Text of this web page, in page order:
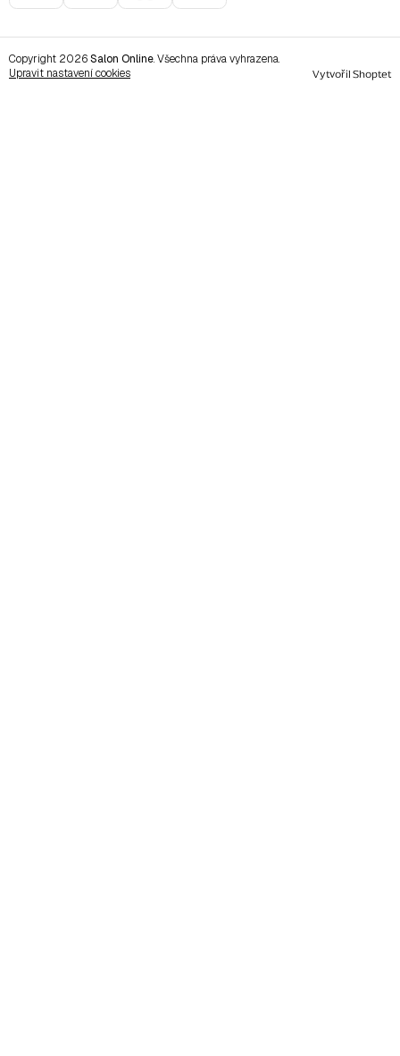
Vytvořil Shoptet
Copyright 2026Salon Online. Všechna práva vyhrazena.
Upravit nastavení cookies